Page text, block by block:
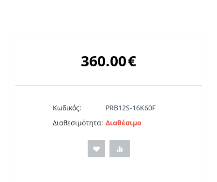
360.00€
Κωδικός:
PRB12S-16K60F
Διαθεσιμότητα: Διαθέσιμο